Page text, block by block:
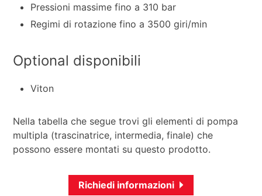
Pressioni massime fino a 310 bar
Regimi di rotazione fino a 3500 giri/min
Optional disponibili
Viton
Nella tabella che segue trovi gli elementi di pompa
multipla (trascinatrice, intermedia, finale) che
possono essere montati su questo prodotto.
Richiedi informazioni